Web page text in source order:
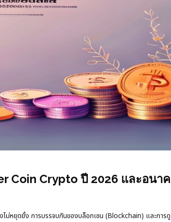
Coin Crypto ปี 2026 และอนา
ไม่หยุดยั้ง การบรรจบกันของบล็อกเชน (Blockchain) และการ